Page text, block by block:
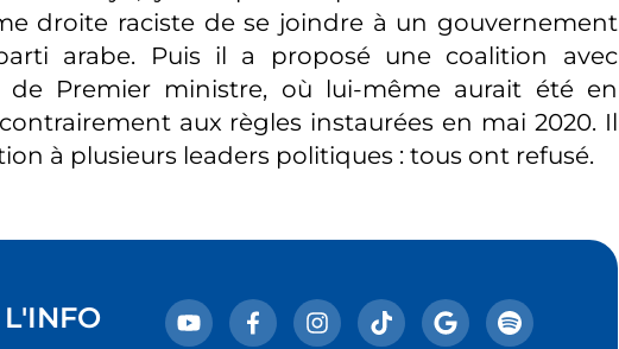
droite raciste de se joindre à un gouvernement
arabe. Puis il a proposé une coalition avec
Premier ministre, où lui-même aurait été en
aux règles instaurées en mai 2020. Il
à plusieurs leaders politiques : tous ont refusé.